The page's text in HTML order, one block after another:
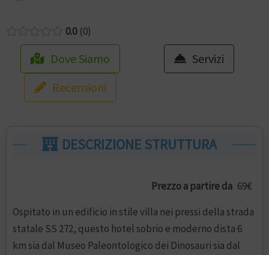
0.0 0
Dove Siamo
Servizi
Recensioni
DESCRIZIONE STRUTTURA
Prezzo a partire da 69€
Ospitato in un edificio in stile villa nei pressi della strada
statale SS 272, questo hotel sobrio e moderno dista 6
km sia dal Museo Paleontologico dei Dinosauri sia dal